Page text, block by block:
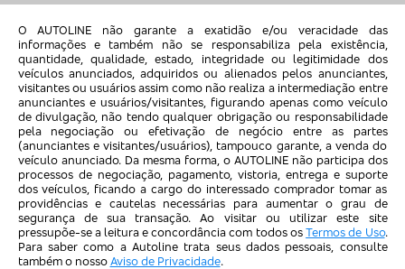
O AUTOLINE não garante a exatidão e/ou veracidade das
informações e também não se responsabiliza pela existência,
quantidade, qualidade, estado, integridade ou legitimidade dos
veículos anunciados, adquiridos ou alienados pelos anunciantes,
visitantes ou usuários assim como não realiza a intermediação entre
anunciantes e usuários/visitantes, figurando apenas como veículo
de divulgação, não tendo qualquer obrigação ou responsabilidade
pela negociação ou efetivação de negócio entre as partes
(anunciantes e visitantes/usuários), tampouco garante, a venda do
veículo anunciado. Da mesma forma, o AUTOLINE não participa dos
processos de negociação, pagamento, vistoria, entrega e suporte
dos veículos, ficando a cargo do interessado comprador tomar as
providências e cautelas necessárias para aumentar o grau de
segurança de sua transação. Ao visitar ou utilizar este site
pressupõe-se a leitura e concordância com todos osTermos de Uso.
Para saber como a Autoline trata seus dados pessoais, consulte
também o nossoAviso de Privacidade.